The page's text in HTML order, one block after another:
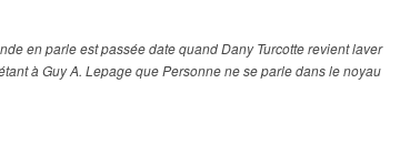
en parle est passée date quand Dany Turcotte revient laver
à Guy A. Lepage que Personne ne se parle dans le noyau